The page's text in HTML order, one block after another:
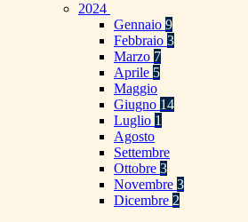
2024
Gennaio 9
Febbraio 3
Marzo 7
Aprile 5
Maggio
Giugno 14
Luglio 1
Agosto
Settembre
Ottobre 3
Novembre 3
Dicembre 2